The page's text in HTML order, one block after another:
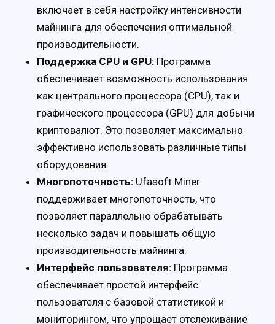
включает в себя настройку интенсивности
майнинга для обеспечения оптимальной
производительности.
Поддержка CPU и GPU: Программа
обеспечивает возможность использования
как центрального процессора (CPU), так и
графического процессора (GPU) для добычи
криптовалют. Это позволяет максимально
эффективно использовать различные типы
оборудования.
Многопоточность: Ufasoft Miner
поддерживает многопоточность, что
позволяет параллельно обрабатывать
несколько задач и повышать общую
производительность майнинга.
Интерфейс пользователя: Программа
обеспечивает простой интерфейс
пользователя с базовой статистикой и
мониторингом, что упрощает отслеживание